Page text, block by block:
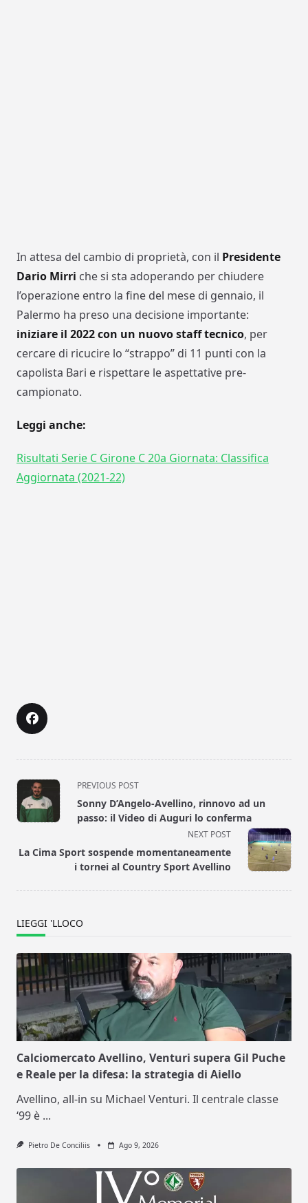
In attesa del cambio di proprietà, con il Presidente
Dario Mirri che si sta adoperando per chiudere
l’operazione entro la fine del mese di gennaio, il
Palermo ha preso una decisione importante:
iniziare il 2022 con un nuovo staff tecnico, per
cercare di ricucire lo “strappo” di 11 punti con la
capolista Bari e rispettare le aspettative pre-
campionato.
Leggi anche:
Risultati Serie C Girone C 20a Giornata: Classifica
Aggiornata (2021-22)
<span
class="nav-
subtitle
reader-
text">Page</span>
PREVIOUS POST
Sonny D’Angelo-Avellino, rinnovo ad un
passo: il Video di Auguri lo conferma
NEXT POST
La Cima Sport sospende momentaneamente
i tornei al Country Sport Avellino
LIEGGI 'LLOCO
Calciomercato Avellino, Venturi supera Gil Puche
e Reale per la difesa: la strategia di Aiello
Avellino, all-in su Michael Venturi. Il centrale classe
‘99 è ...
Pietro De Conciliis Ago 9, 2026